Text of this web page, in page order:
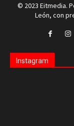
© 2023 Eitmedia.
León, con
Instagram